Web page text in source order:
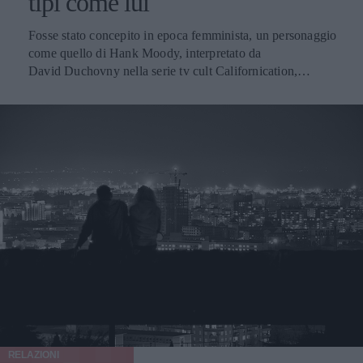
tempo a lanciarvi segnali dell'alfabeto morse con gli occhi,
agite piuttosto! Avvicinatevi a lei, presentatevi, siate
sinceri senza troppi giri di parole e confessate
definitivamente il vostro interesse. Al massimo si riceve un
rifiuto, al massimo il giorno dopo ci si andrà ad iscrivere
senso. Guardate invece il video di questa ragazza egiziana.
Ha voluto effettuare un esperimento e andare in giro per Il
Cairo mostrando, attraverso gli occhi di una telecamera, gli
sguardi degli uomini locali su di lei. All'inizio del video la
ragazza annuncia: "Vi mostro cosa significa andare in giro
tanto, per la maggior parte di coloro che guardano vale il
detto "Guardare e non toccare" (sempre che voi non lo
Fosse stato concepito in epoca femminista, un personaggio
come quello di Hank Moody, interpretato da
David Duchovny nella serie tv cult Californication,
visto, cerchiamo di sintetizzare in poche parole la filosofia
attaccato alla bottiglia. Mettendo da parte tutte le ragioni
psicologiche e psicanalitiche per cui uno come Hank si
comporti così, la domanda fondamentale che ci poniamo
qui è: come cavolo può, uno così, piacere tanto alle
donne? E di motivazioni ne abbiamo trovate un bel po': -
maggior parte delle donne. E spieghiamo il perché: prima
di tutto perché con uno come Hank Moody, dalla vita
RELAZIONI